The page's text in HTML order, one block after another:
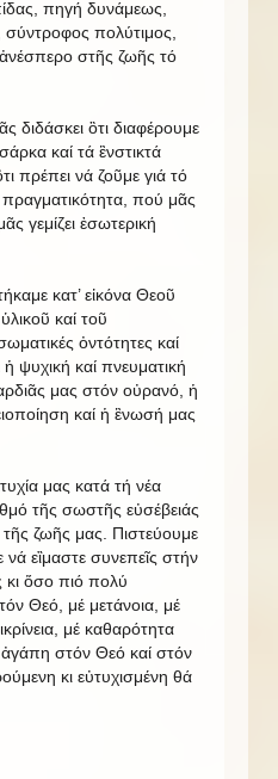
πηγή δυνάμεως,
σύντροφος πολύτιμος,
στῆς ζωῆς τό
διδάσκει ὃτι διαφέρουμε
καί τά ἒνστικτά
πρέπει νά ζοῦμε γιά τό
πού μᾶς
γεμίζει ἐσωτερική
κατ’ εἰκόνα Θεοῦ
καί τοῦ
ὀντότητες καί
ψυχική καί πνευματική
μας στόν οὐρανό, ἡ
καί ἡ ἓνωσή μας
μας κατά τή νέα
τῆς σωστῆς εὐσέβειάς
ζωῆς μας. Πιστεύουμε
εἲμαστε συνεπεῖς στήν
κι ὅσο πιό πολύ
Θεό, μέ μετάνοια, μέ
μέ καθαρότητα
ἀγάπη στόν Θεό καί στόν
κι εὐτυχισμένη θά